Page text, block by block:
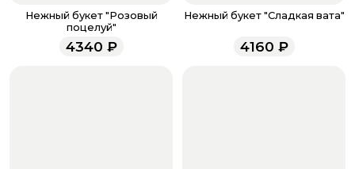
звоните по номеру телефона
8 (927) 936-71-86
напишите WhatsApp
+7 937 333-66-53
. Наши
менеджеры работают ежедневно с 9.00 до 23.00 и
всегда рады проконсультировать вас.
Нежный букет "Розовый
поцелуй"
4340 ₽
Нежный букет "Сладкая вата"
4160 ₽